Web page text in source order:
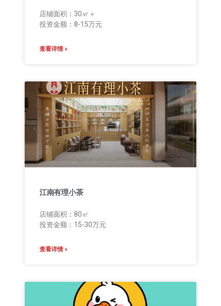
店铺面积：30㎡＋
投资金额：8-15万元
查看详情 »
江南有理小茶
店铺面积：80㎡
投资金额：15-30万元
查看详情 »